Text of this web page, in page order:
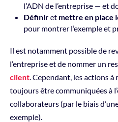
l’ADN de l’entreprise — et
Définiret mettre en place
pour montrer l’exemple et
Il est notamment possible de
l’entreprise et de nommer un
client . Cependant, les actions
toujours être communiquées à
collaborateurs (par le biais
exemple).